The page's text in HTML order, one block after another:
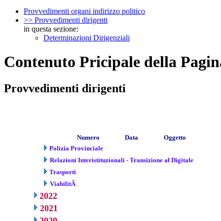
Provvedimenti organi indirizzo politico
>> Provvedimenti dirigenti
in questa sezione:
Determinazioni Dirigenziali
Contenuto Pricipale della
Provvedimenti dirigenti
Numero Data
Oggetto
Polizia Provinciale
Relazioni Interistituzionali - Transizione al Digitale
Trasporti
ViabilitÃ
2022
2021